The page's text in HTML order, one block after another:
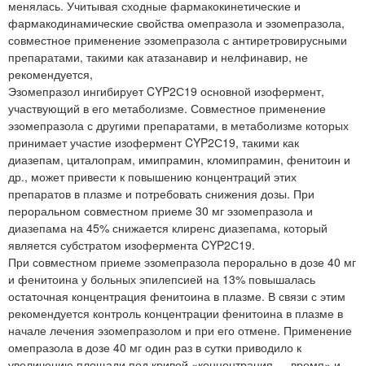
менялась. Учитывая сходные фармакокинетические и
фармакодинамические свойства омепразола и эзомепразола,
совместное применение эзомепразола с антиретровирусными
препаратами, такими как атазанавир и нелфинавир, не
рекомендуется,
Эзомепразол ингибирует CYP2С19 основной изофермент,
участвующий в его метаболизме. Совместное применение
эзомепразола с другими препаратами, в метаболизме которых
принимает участие изофермент CYP2С19, такими как
диазепам, циталопрам, имипрамин, кломипрамин, фенитоин и
др., может привести к повышению концентраций этих
препаратов в плазме и потребовать снижения дозы. При
пероральном совместном приеме 30 мг эзомепразола и
диазепама на 45% снижается клиренс диазепама, который
является субстратом изофермента CYP2С19.
При совместном приеме эзомепразола перорально в дозе 40 мг
и фенитоина у больных эпилепсией на 13% повышалась
остаточная концентрация фенитоина в плазме. В связи с этим
рекомендуется контроль концентрации фенитоина в плазме в
начале лечения эзомепразолом и при его отмене. Применение
омепразола в дозе 40 мг один раз в сутки приводило к